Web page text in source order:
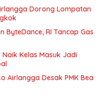
Dorong Lompatan
ByteDance, RI Tancap Gas
Kelas Masuk Jadi
Airlangga Desak PMK Bea